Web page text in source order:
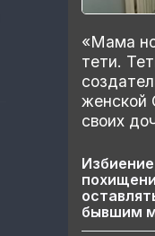
«Мама
тети.
женской
своих
бывшим